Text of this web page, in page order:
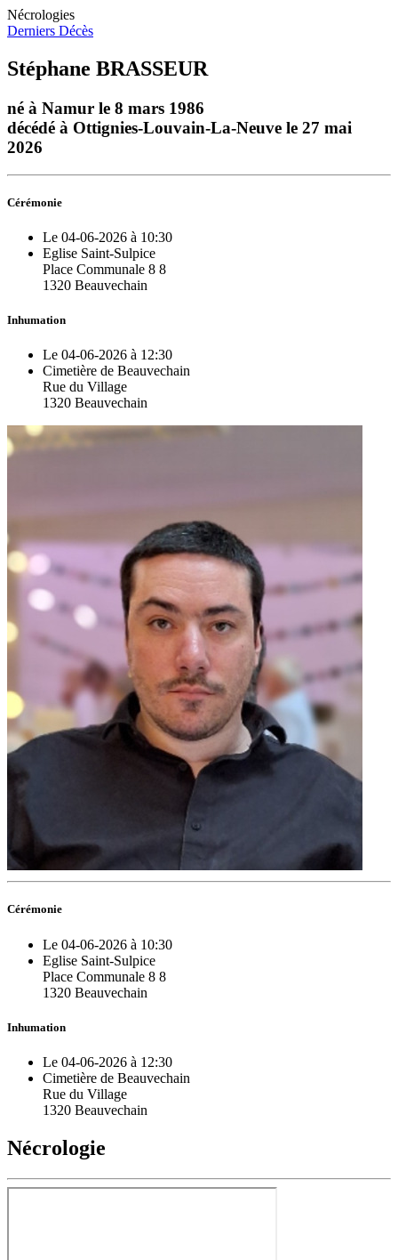
Nécrologies
Derniers Décès
Stéphane BRASSEUR
né à Namur le 8 mars 1986
décédé à Ottignies-Louvain-La-Neuve le 27 mai
2026
Cérémonie
Le 04-06-2026 à 10:30
Eglise Saint-Sulpice
Place Communale 8 8
1320 Beauvechain
Inhumation
Le 04-06-2026 à 12:30
Cimetière de Beauvechain
Rue du Village
1320 Beauvechain
Cérémonie
Le 04-06-2026 à 10:30
Eglise Saint-Sulpice
Place Communale 8 8
1320 Beauvechain
Inhumation
Le 04-06-2026 à 12:30
Cimetière de Beauvechain
Rue du Village
1320 Beauvechain
Nécrologie